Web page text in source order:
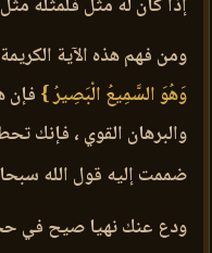
ومن فهم هذه الآية
وَهُوَ السَّمِيعُ الْبَصِيرُ } فإن
والبرهان القوي ، فإنك
ضممت إليه قول الله
ودع عنك نهيا صيح في